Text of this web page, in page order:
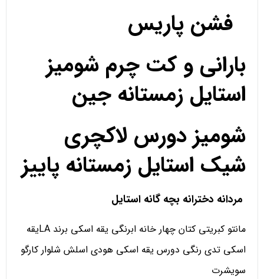
فشن پاریس
بارانی و کت چرم شومیز
استایل زمستانه جین
شومیز دورس لاکچری
شیک استایل زمستانه پاییز
مردانه دخترانه بچه گانه استایل
مانتو کبریتی کتان چهار خانه ابرنگی یقه اسکی برند LAیقه
اسکی تدی رنگی دورس یقه اسکی هودی اسلش شلوار کارگو
سویشرت